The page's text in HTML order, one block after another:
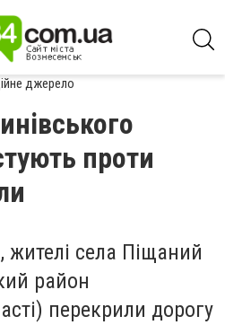
джерело
проти
жителі села Піщаний
район
перекрили дорогу